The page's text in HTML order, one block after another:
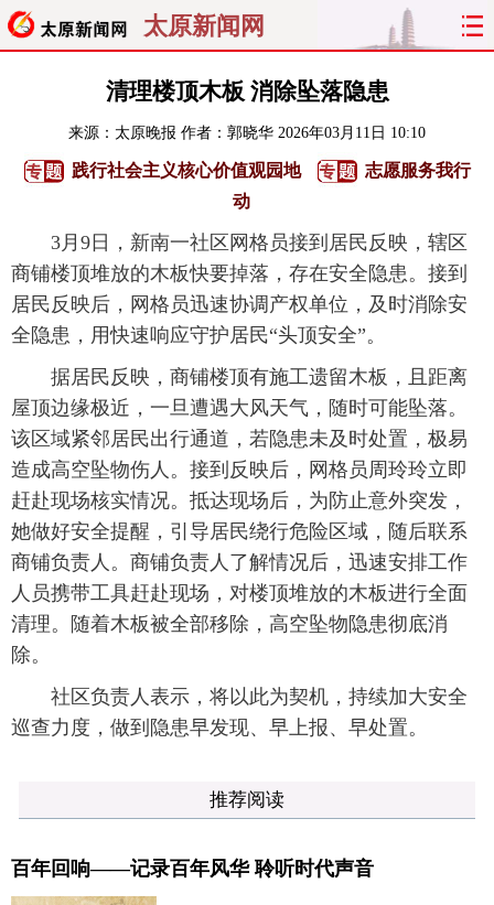
太原新闻网
聚焦 太原
经济 关注 文明 出行
旅游 理财 政务 教育
看天下 晋月读 最太原 网罗民生
清理楼顶木板 消除坠落隐患
来源： 太原晚报 作者：郭晓华 2026年03月11日 10:10
践行社会主义核心价值观园地
志愿服务我行
动
3月9日，新南一社区网格员接到居民反映，辖区
商铺楼顶堆放的木板快要掉落，存在安全隐患。接到
居民反映后，网格员迅速协调产权单位，及时消除安
全隐患，用快速响应守护居民“头顶安全”。
据居民反映，商铺楼顶有施工遗留木板，且距离
屋顶边缘极近，一旦遭遇大风天气，随时可能坠落。
该区域紧邻居民出行通道，若隐患未及时处置，极易
造成高空坠物伤人。接到反映后，网格员周玲玲立即
赶赴现场核实情况。抵达现场后，为防止意外突发，
她做好安全提醒，引导居民绕行危险区域，随后联系
商铺负责人。商铺负责人了解情况后，迅速安排工作
人员携带工具赶赴现场，对楼顶堆放的木板进行全面
清理。随着木板被全部移除，高空坠物隐患彻底消
除。
社区负责人表示，将以此为契机，持续加大安全
巡查力度，做到隐患早发现、早上报、早处置。
推荐阅读
百年回响——记录百年风华 聆听时代声音